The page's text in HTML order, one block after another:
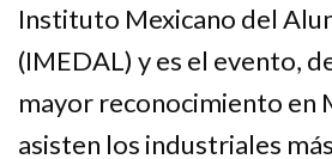
Instituto Mexicano del
(IMEDAL) y es el evento,
mayor reconocimiento en
asisten los industriales más